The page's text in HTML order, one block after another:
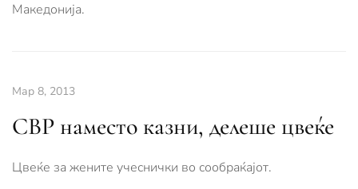
Македонија.
Мар 8, 2013
СВР наместо казни, делеше цвеќе
Цвеќе за жените учеснички во сообраќајот.